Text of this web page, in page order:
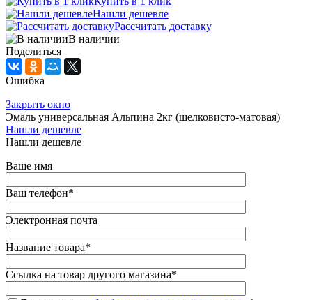
Нашли дешевле
Рассчитать доставку
В наличии
Поделиться
Ошибка
Закрыть окно
Эмаль универсальная Альпина 2кг (шелковисто-матовая)
Нашли дешевле
Нашли дешевле
Ваше имя
Ваш телефон*
Электронная почта
Название товара*
Ссылка на товар другого магазина*